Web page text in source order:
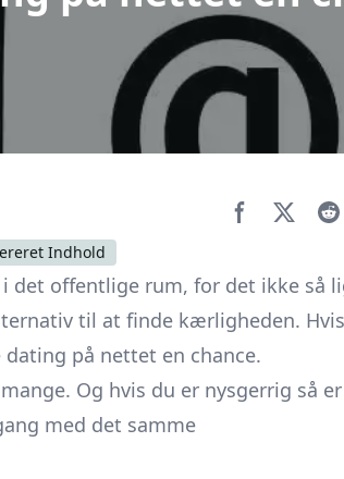
Indhold
det offentlige rum, for det ikke så
til at finde kærligheden.
på nettet en chance.
Og hvis du er nysgerrig så
med det samme